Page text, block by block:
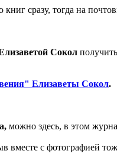
книг сразу, тогда на
Сокол
Елизаветы Сокол.
можно здесь, в этом
вместе с фотографией